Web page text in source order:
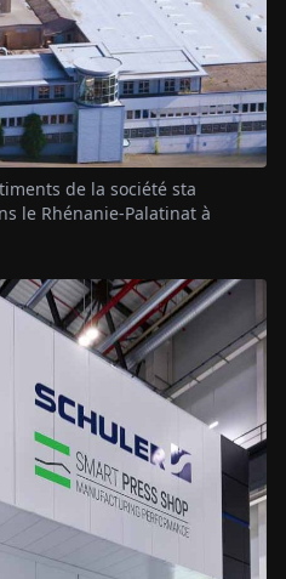
de la société sta
le Rhénanie-Palatinat à